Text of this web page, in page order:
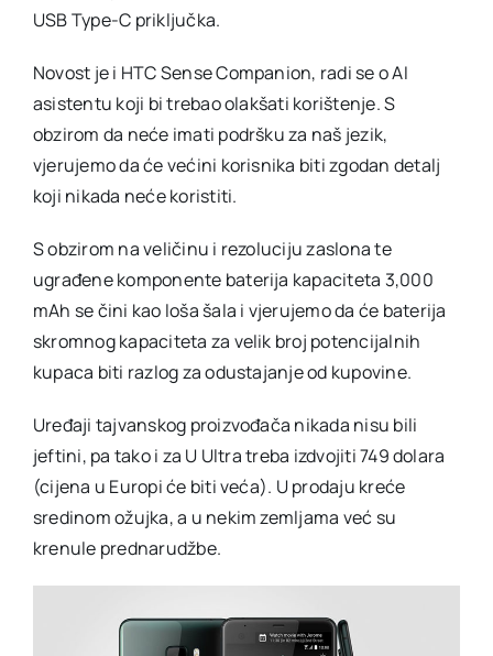
USB Type-C priključka.
Novost je i HTC Sense Companion, radi se o AI
asistentu koji bi trebao olakšati korištenje. S
obzirom da neće imati podršku za naš jezik,
vjerujemo da će većini korisnika biti zgodan detalj
koji nikada neće koristiti.
S obzirom na veličinu i rezoluciju zaslona te
ugrađene komponente baterija kapaciteta 3,000
mAh se čini kao loša šala i vjerujemo da će baterija
skromnog kapaciteta za velik broj potencijalnih
kupaca biti razlog za odustajanje od kupovine.
Uređaji tajvanskog proizvođača nikada nisu bili
jeftini, pa tako i za U Ultra treba izdvojiti 749 dolara
(cijena u Europi će biti veća). U prodaju kreće
sredinom ožujka, a u nekim zemljama već su
krenule prednarudžbe.